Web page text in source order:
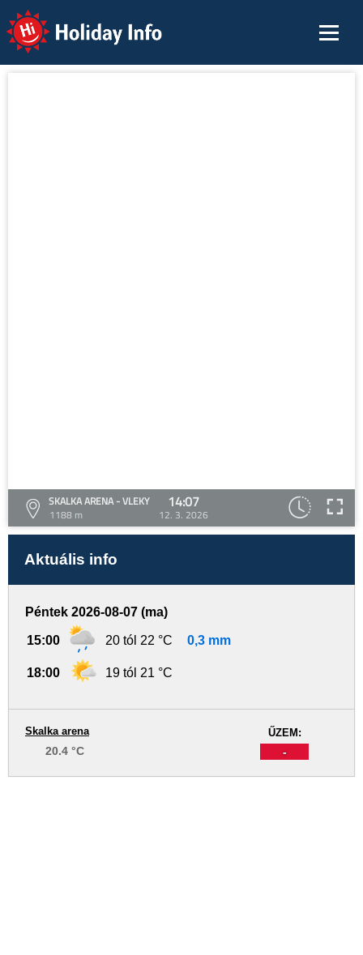
Holiday Info
SKALKA ARENA - VLEKY
1188 m
14:07
12. 3. 2026
Aktuális info
Péntek 2026-08-07 (ma)
15:00 20 tól 22 °C 0,3 mm
18:00 19 tól 21 °C
ŰZEM:
-
Skalka arena
20.4 °C